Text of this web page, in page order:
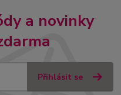
a novinky
Přihlásit se